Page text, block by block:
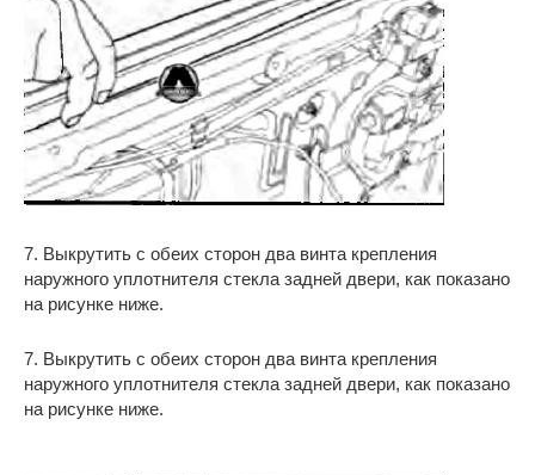
7. Выкрутить с обеих сторон два винта крепления
наружного уплотнителя стекла задней двери, как показано
на рисунке ниже.
7. Выкрутить с обеих сторон два винта крепления
наружного уплотнителя стекла задней двери, как показано
на рисунке ниже.